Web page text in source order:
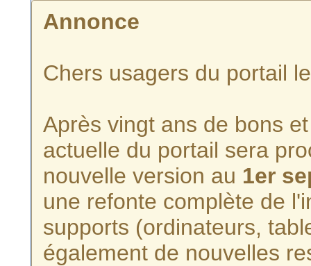
Annonce
Chers usagers du portail
Après vingt ans de bons
actuelle du portail sera
nouvelle version au 1er
une refonte complète de
supports (ordinateurs,
également de nouvelles